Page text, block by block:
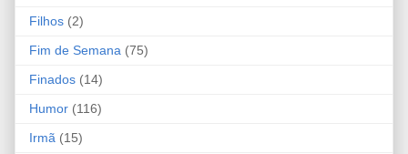
Filhos (2)
Fim de Semana (75)
Finados (14)
Humor (116)
Irmã (15)